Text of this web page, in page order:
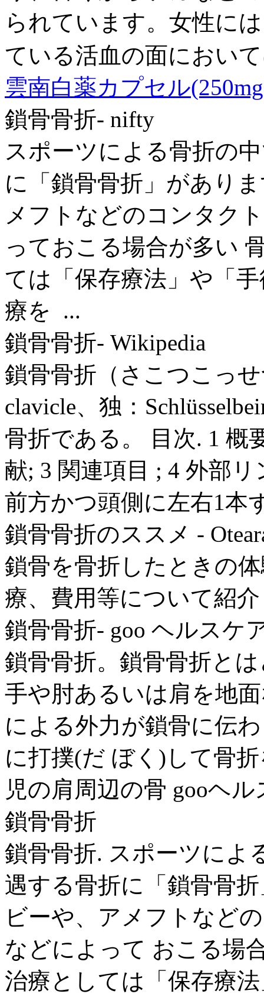
られています。女性に
ている活血の面におい
雲南白薬カプセル
鎖骨骨折- nifty
スポーツによる骨折の
に「鎖骨骨折」があり
メフトなどのコンタク
っておこる場合が多い
ては「保存療法」や「
療を ...
鎖骨骨折- Wikipedia
鎖骨骨折（さこつこっ
clavicle、独：
骨折である。 目次. 1 概
献; 3 関連項目 ; 4 外部
前方かつ頭側に左右1本
鎖骨骨折のススメ -
鎖骨を骨折したときの
療、費用等について紹
鎖骨骨折- goo ヘルスケ
鎖骨骨折。鎖骨骨折と
手や肘あるいは肩を地
による外力が鎖骨に伝
に打撲(だ ぼく)して骨
児の肩周辺の骨 gooヘ
鎖骨骨折
鎖骨骨折. スポーツによ
遇する骨折に「鎖骨骨
ビーや、アメフトなど
などによって おこる場
治療としては「保存療